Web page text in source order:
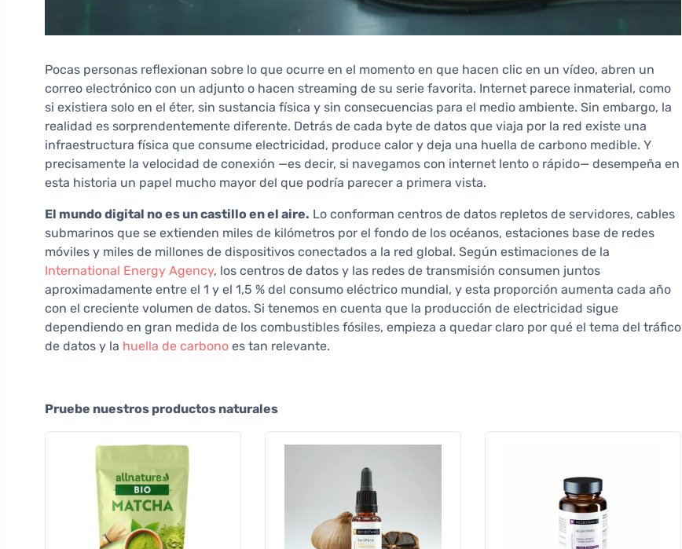
Pocas personas reflexionan sobre lo que ocurre en el momento en que hacen clic en un vídeo, abren un
correo electrónico con un adjunto o hacen streaming de su serie favorita. Internet parece inmaterial, como
si existiera solo en el éter, sin sustancia física y sin consecuencias para el medio ambiente. Sin embargo, la
realidad es sorprendentemente diferente. Detrás de cada byte de datos que viaja por la red existe una
infraestructura física que consume electricidad, produce calor y deja una huella de carbono medible. Y
precisamente la velocidad de conexión —es decir, si navegamos con internet lento o rápido— desempeña en
esta historia un papel mucho mayor del que podría parecer a primera vista.
El mundo digital no es un castillo en el aire. Lo conforman centros de datos repletos de servidores, cables
submarinos que se extienden miles de kilómetros por el fondo de los océanos, estaciones base de redes
móviles y miles de millones de dispositivos conectados a la red global. Según estimaciones de la
International Energy Agency, los centros de datos y las redes de transmisión consumen juntos
aproximadamente entre el 1 y el 1,5 % del consumo eléctrico mundial, y esta proporción aumenta cada año
con el creciente volumen de datos. Si tenemos en cuenta que la producción de electricidad sigue
dependiendo en gran medida de los combustibles fósiles, empieza a quedar claro por qué el tema del tráfico
de datos y la huella de carbono es tan relevante.
Pruebe nuestros productos naturales